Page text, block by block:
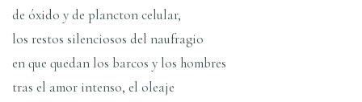
de óxido y de plancton celular,
los restos silenciosos del naufragio
en que quedan los barcos y los hombres
tras el amor intenso, el oleaje